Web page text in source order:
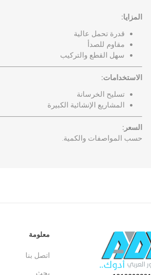
المزايا:
قدرة تحمل عالية
مقاوم للصدأ
سهل القطع والتركيب
الاستخدامات:
تسليح الخرسانة
المشاريع الإنشائية الكبيرة
السعر:
حسب المواصفات والكمية.
معلومة
اتصل بنا
بحث